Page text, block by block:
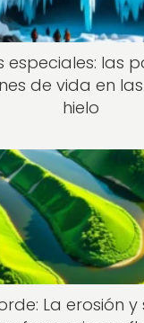
especiales: las
de vida en
hielo
La erosión